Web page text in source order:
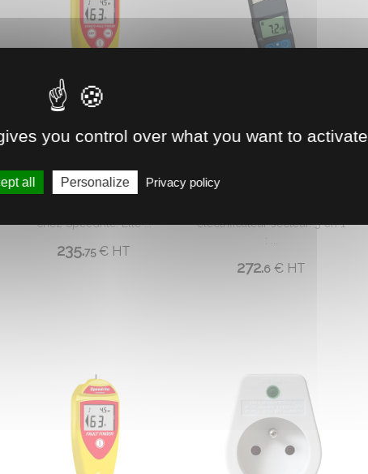
TELECOMMANDE
S'utilise uniquement avec les
chez Speedrite. Elle ...
235.75 € HT
TELECOMMANDE STOP &
Télécommande universelle
électrificateur secteur. 3 en 1
: ...
272.6 € HT
you control over what you want to activate
all Personalize Privacy policy